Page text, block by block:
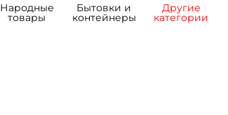
Народные
товары
Бытовки и
контейнеры
Другие
категории